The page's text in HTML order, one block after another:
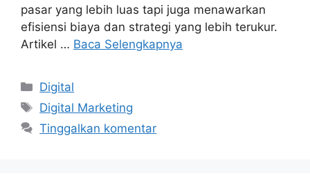
pasar yang lebih luas tapi juga menawarkan
efisiensi biaya dan strategi yang lebih terukur.
Artikel … Baca Selengkapnya
Kategori
Digital
Tag
Digital Marketing
Tinggalkan komentar